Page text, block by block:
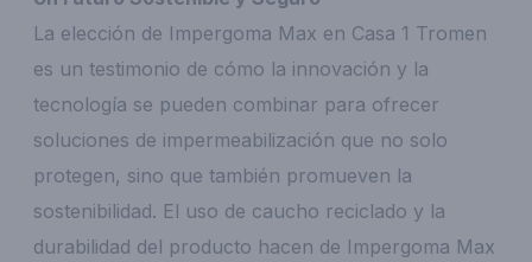
La elección de Impergoma Max en Casa 1 Tromen
es un testimonio de cómo la innovación y la
tecnología se pueden combinar para ofrecer
soluciones de impermeabilización que no solo
protegen, sino que también promueven la
sostenibilidad. El uso de caucho reciclado y la
durabilidad del producto hacen de Impergoma Max